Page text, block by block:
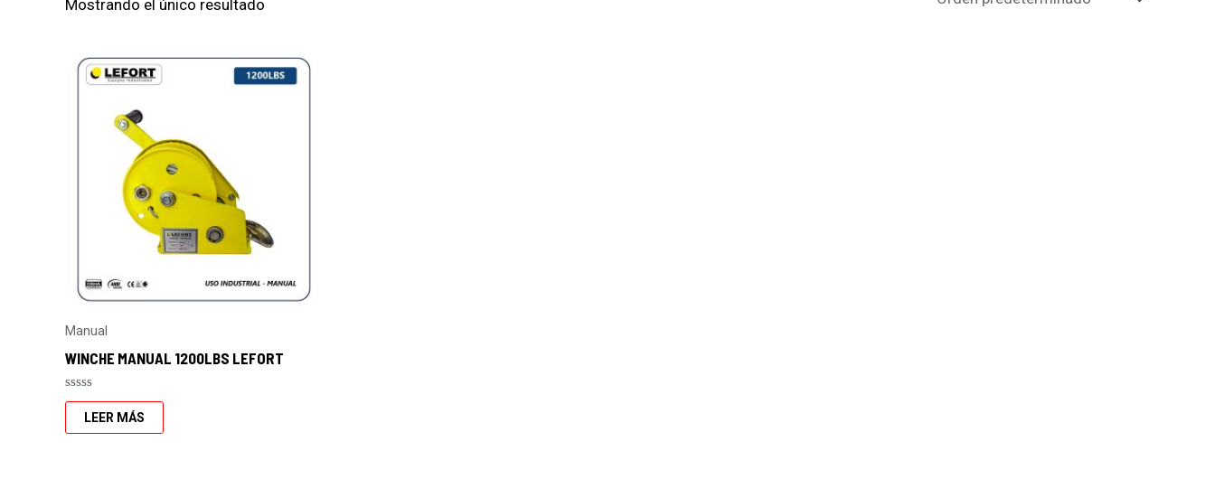
Mostrando el único resultado
Manual
WINCHE MANUAL 1200LBS LEFORT
Valorado
conLEER MÁS